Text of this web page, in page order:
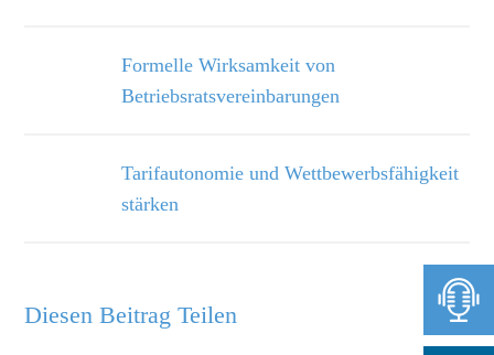
Formelle Wirksamkeit von
Betriebsratsvereinbarungen
Tarifautonomie und Wettbewerbsfähigkeit
stärken
Diesen Beitrag Teilen